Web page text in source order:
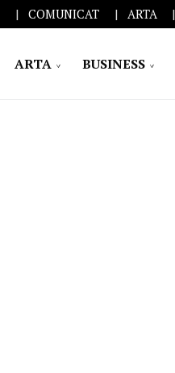
COMUNICAT ARTA
ARTA BUSINESS